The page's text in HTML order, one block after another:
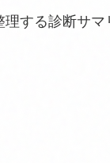
する診断サマ